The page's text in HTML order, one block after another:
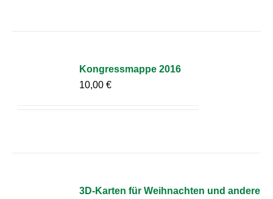
Kongressmappe 2016
10,00€
3D-Karten für Weihnachten und andere